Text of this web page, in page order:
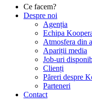
Ce facem?
Despre noi
Agenția
Echipa
Atmosfera din
Apariții media
Job-uri
Clienți
Păreri despre
Parteneri
Contact